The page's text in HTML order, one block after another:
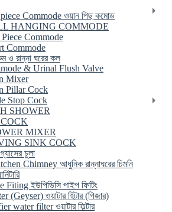
Commode ওয়ান পিছ কমোড
HANGING COMMODE
Commode
Commode
ও রান্না ঘরের কল
& Urinal Flush Valve
Mixer
Pillar Cock
Stop Cock
SHOWER
MIXER
SINK COCK
চুলা
Chimney আধুনিক রান্নাঘরের চিমনি
ইউপিভিসি পাইপ ফিটিং
(Geyser) ওয়াটার হিটার (গিজার)
water filter ওয়াটার ফিল্টার